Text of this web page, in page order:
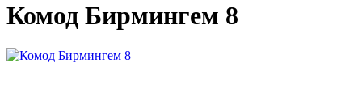
Комод Бирмингем 8